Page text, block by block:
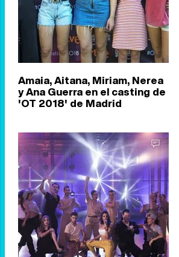
Amaia, Aitana, Miriam, Nerea
y Ana Guerra en el casting de
'OT 2018' de Madrid